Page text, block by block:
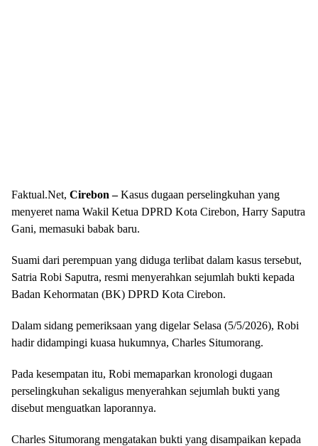
Faktual.Net, Cirebon –Kasus dugaan perselingkuhan yang
menyeret nama Wakil Ketua DPRD Kota Cirebon, Harry Saputra
Gani, memasuki babak baru.
Suami dari perempuan yang diduga terlibat dalam kasus tersebut,
Satria Robi Saputra, resmi menyerahkan sejumlah bukti kepada
Badan Kehormatan (BK) DPRD Kota Cirebon.
Dalam sidang pemeriksaan yang digelar Selasa (5/5/2026), Robi
hadir didampingi kuasa hukumnya, Charles Situmorang.
Pada kesempatan itu, Robi memaparkan kronologi dugaan
perselingkuhan sekaligus menyerahkan sejumlah bukti yang
disebut menguatkan laporannya.
Charles Situmorang mengatakan bukti yang disampaikan kepada